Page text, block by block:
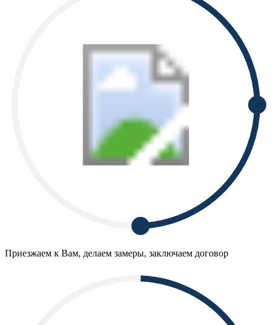
Приезжаем к Вам, делаем замеры, заключаем договор